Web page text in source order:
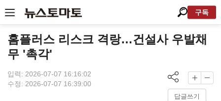
구독
홈플러스 리스크 격랑…건설사 우발채
무 '촉각'
입력: 2026-07-07 16:16:02
수정: 2026-07-07 16:39:00
답글쓰기